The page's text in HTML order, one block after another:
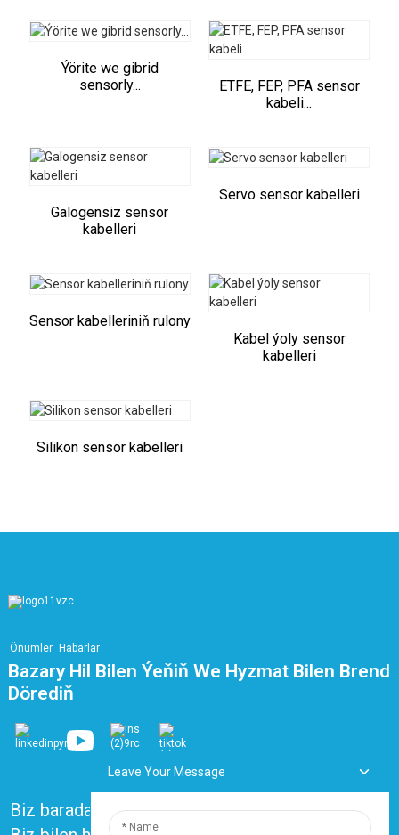
Ýörite we gibrid
sensorly...
ETFE, FEP, PFA sensor
kabeli...
Galogensiz sensor
kabelleri
Servo sensor kabelleri
Sensor kabelleriniň rulony
Kabel ýoly sensor
kabelleri
Silikon sensor kabelleri
Önümler Habarlar
Bazary Hil Bilen Ýeňiň We Hyzmat Bilen Brend
Dörediň
Biz barada
Köp soralýan soraglar
Leave Your Message